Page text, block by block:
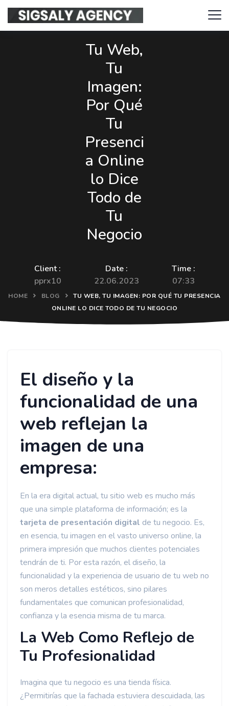
Tu Web,
Tu
Imagen:
Por Qué
Tu
Presenci
a Online
lo Dice
Todo de
Tu
Negocio
Client :
pprx10
Date :
22.06.2023
Time :
07:33
HOME BLOG
TU WEB, TU IMAGEN: POR QUÉ TU PRESENCIA
ONLINE LO DICE TODO DE TU NEGOCIO
El diseño y la
funcionalidad de una
web reflejan la
imagen de una
empresa:
En la era digital actual, tu sitio web es mucho más
que una simple plataforma de información; es la
tarjeta de presentación digital de tu negocio. Es,
en esencia, tu imagen en el vasto universo online, la
primera impresión que muchos clientes potenciales
tendrán de ti. Por esta razón, el diseño, la
funcionalidad y la experiencia de usuario de tu web no
son meros detalles estéticos, sino pilares
fundamentales que comunican profesionalidad,
confianza y la esencia misma de tu marca.
La Web Como Reflejo de
Tu Profesionalidad
Imagina que tu negocio es una tienda física.
¿Permitirías que la fachada estuviera descuidada, las